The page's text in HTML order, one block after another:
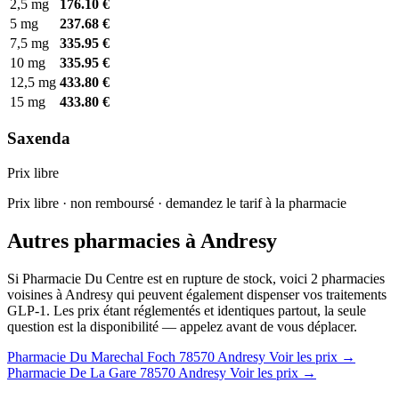
2,5 mg
176.10 €
5 mg
237.68 €
7,5 mg
335.95 €
10 mg
335.95 €
12,5 mg 433.80 €
15 mg
433.80 €
Saxenda
Prix libre
Prix libre · non remboursé · demandez le tarif à la pharmacie
Autres pharmacies à Andresy
Si Pharmacie Du Centre est en rupture de stock, voici 2 pharmacies
voisines à Andresy qui peuvent également dispenser vos traitements
GLP-1. Les prix étant réglementés et identiques partout, la seule
question est la disponibilité — appelez avant de vous déplacer.
Pharmacie Du Marechal Foch 78570 Andresy Voir les prix →
Pharmacie De La Gare 78570 Andresy Voir les prix →